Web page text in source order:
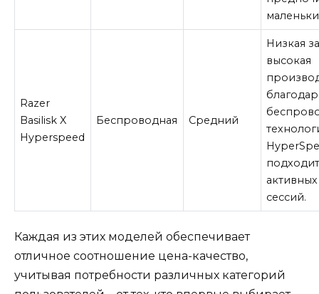
Razer
Basilisk X
Hyperspeed
Беспроводная Средний
Низкая
высокая
сессий.
Каждая из этих моделей обеспечивает
отличное соотношение цена-качество,
учитывая потребности различных категорий